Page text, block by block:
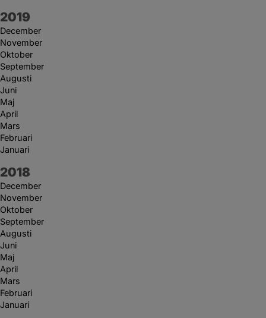
År:
2019
December
November
Oktober
September
Augusti
Juni
Maj
April
Mars
Februari
Januari
År:
2018
December
November
Oktober
September
Augusti
Juni
Maj
April
Mars
Februari
Januari